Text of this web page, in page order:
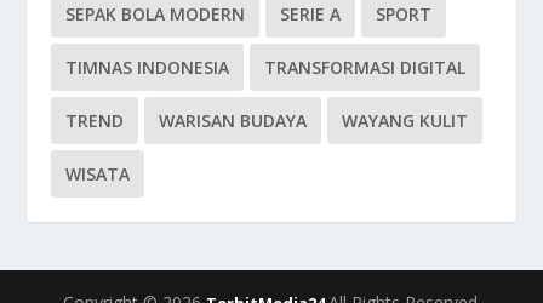
SEPAK BOLA MODERN SERIE A SPORT
TIMNAS INDONESIA TRANSFORMASI DIGITAL
TREND WARISAN BUDAYA WAYANG KULIT
WISATA